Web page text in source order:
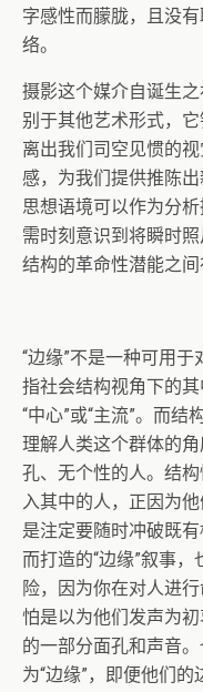
字感性而朦胧，且没
络。
摄影这个媒介自诞生
别于其他艺术形式，
离出我们司空见惯的
感，为我们提供推陈
思想语境可以作为分
需时刻意识到将瞬时
结构的革命性潜能之间
“边缘”不是一种可用
指社会结构视角下的
“中心”或“主流”。而
理解人类这个群体的
孔、无个性的人。结
入其中的人，正因为
是注定要随时冲破既
而打造的“边缘”叙事
险，因为你在对人进
怕是以为他们发声为
的一部分面孔和声音
为“边缘”，即便他们